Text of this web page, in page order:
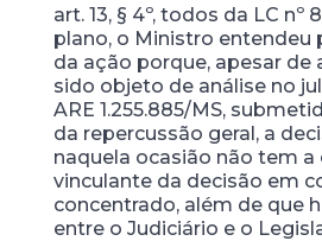
art. 13, § 4º, todos da LC nº
plano, o Ministro entendeu
da ação porque, apesar de
sido objeto de análise no
ARE 1.255.885/MS,
da repercussão geral, a
naquela ocasião não tem a
vinculante da decisão em
concentrado, além de que
entre o Judiciário e o